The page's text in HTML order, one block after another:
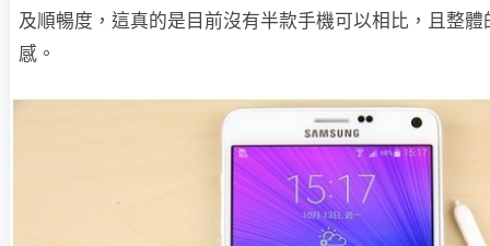
及順暢度，這真的是目前沒有半款手機可以相比，且整
感。